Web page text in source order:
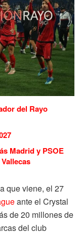
del Rayo
Madrid y PSOE
que viene, el 27
ante el Crystal
de 20 millones de
del club